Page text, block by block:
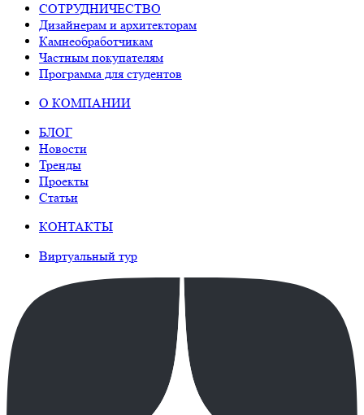
СОТРУДНИЧЕСТВО
Дизайнерам и архитекторам
Камнеобработчикам
Частным покупателям
Программа для студентов
О КОМПАНИИ
БЛОГ
Новости
Тренды
Проекты
Статьи
КОНТАКТЫ
Виртуальный тур